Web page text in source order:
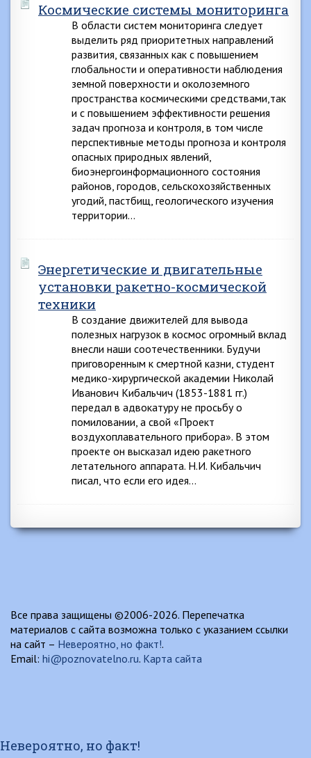
Космические системы мониторинга
В области систем мониторинга следует
выделить ряд приоритетных направлений
развития, связанных как с повышением
глобальности и оперативности наблюдения
земной поверхности и околоземного
пространства космическими средствами,так
и с повышением эффективности решения
задач прогноза и контроля, в том числе
перспективные методы прогноза и контроля
опасных природных явлений,
биоэнергоинформационного состояния
районов, городов, сельскохозяйственных
угодий, пастбищ, геологического изучения
территории…
Энергетические и двигательные
установки ракетно-космической
техники
В создание движителей для вывода
полезных нагрузок в космос огромный вклад
внесли наши соотечественники. Будучи
приговоренным к смертной казни, студент
медико-хирургической академии Николай
Иванович Кибальчич (1853-1881 гг.)
передал в адвокатуру не просьбу о
помиловании, а свой «Проект
воздухоплавательного прибора». В этом
проекте он высказал идею ракетного
летательного аппарата. Н.И. Кибальчич
писал, что если его идея…
Все права защищены ©2006-2026. Перепечатка
материалов с сайта возможна только с указанием ссылки
на сайт – Невероятно, но факт!.
Email: hi@poznovatelno.ru. Карта сайта
Невероятно, но факт!